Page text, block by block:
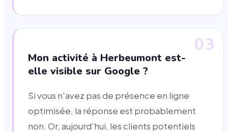
03
Mon activité à Herbeumont est-
elle visible sur Google ?
Si vous n'avez pas de présence en ligne
optimisée, la réponse est probablement
non. Or, aujourd'hui, les clients potentiels